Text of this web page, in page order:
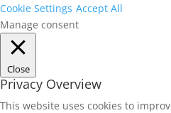
Cookie Settings Accept All
Manage consent
Close
Privacy Overview
This website uses cookies to